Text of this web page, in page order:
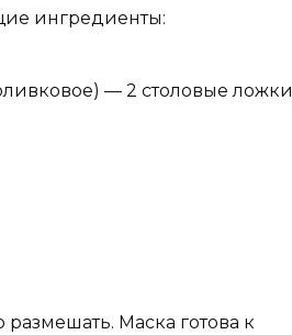
ингредиенты:
— 2 столовые ложки
Маска готова к